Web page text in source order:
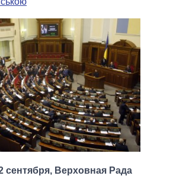
сентября, Верховная Рада